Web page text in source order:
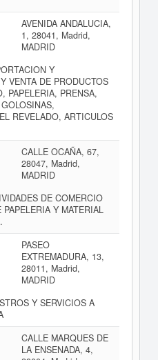
AVENIDA ANDALUCIA,
1, 28041, Madrid,
MADRID
Y
VENTA DE PRODUCTOS
PAPELERIA, PRENSA,
REVELADO, ARTICULOS
CALLE OCAÑA, 67,
28047, Madrid,
MADRID
DE COMERCIO
Y MATERIAL
PASEO
EXTREMADURA, 13,
28011, Madrid,
MADRID
Y SERVICIOS A
CALLE MARQUES DE
LA ENSENADA, 4,